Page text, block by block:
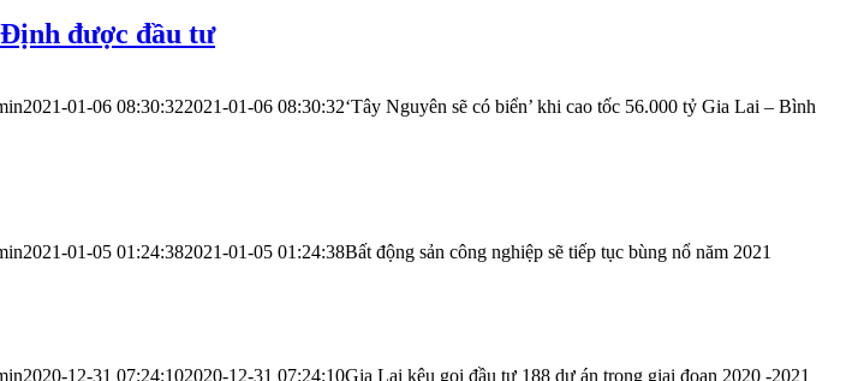
Định được đầu tư
2021-01-06 08:30:322021-01-06 08:30:32‘Tây Nguyên sẽ có biển’ khi cao tốc 56.000 tỷ Gia Lai – Bình
2021-01-05 01:24:382021-01-05 01:24:38Bất động sản công nghiệp sẽ tiếp tục bùng nổ năm 2021
2020-12-31 07:24:102020-12-31 07:24:10Gia Lai kêu gọi đầu tư 188 dự án trong giai đoạn 2020 -2021